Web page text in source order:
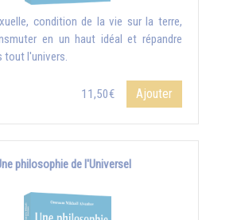
condition de la vie sur la terre,
en un haut idéal et répandre
tout l'univers.
11,50€ Ajouter
philosophie de l'Universel